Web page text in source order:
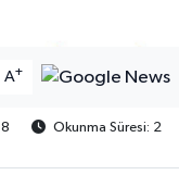
A+
8
Okunma Süresi: 2